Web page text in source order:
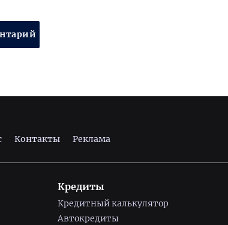
Контакты Реклама
Кредиты
Кредитный калькулятор
Автокредиты